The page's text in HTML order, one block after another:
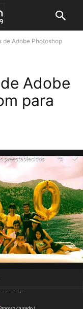
de Adobe Photoshop
Adobe
para